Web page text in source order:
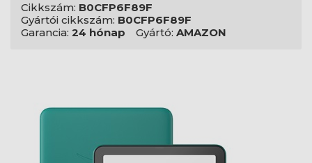
Cikkszám: B0CFP6F89F
Gyártói cikkszám: B0CFP6F89F
Garancia: 24 hónap Gyártó: AMAZON